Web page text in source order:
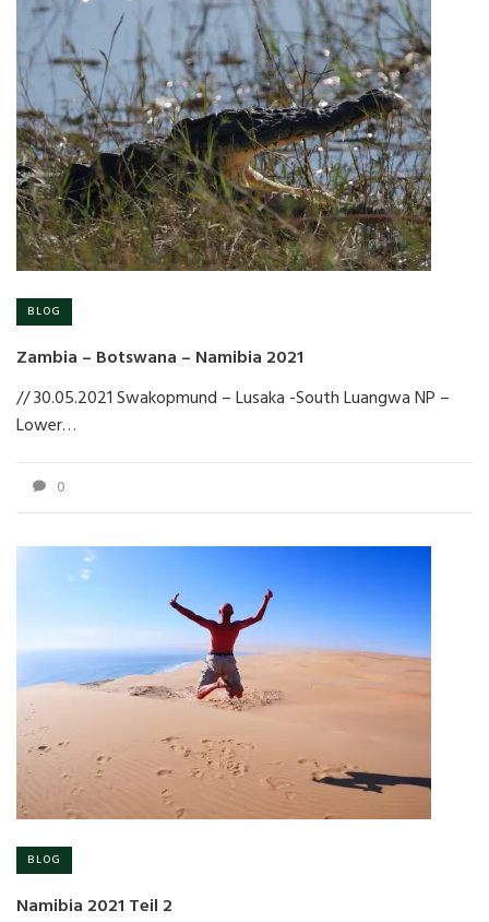
BLOG
Zambia – Botswana – Namibia 2021
// 30.05.2021 Swakopmund – Lusaka -South Luangwa NP –
Lower…
0
BLOG
Namibia 2021 Teil 2